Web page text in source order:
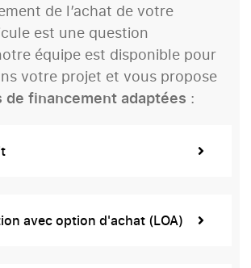
de l’achat de votre
est une question
équipe est disponible pour
votre projet et vous propose
de financement adaptées :
avec option d'achat (LOA)